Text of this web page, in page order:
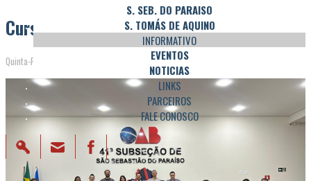
S. SEB. DO PARAISO
S. TOMÁS DE AQUINO
INFORMATIVO
EVENTOS
NOTICIAS
LINKS
PARCEIROS
FALE CONOSCO
Curso Recursos Trabalhistas
Quinta-Feira, 20 de Março de 2025 às 10h10